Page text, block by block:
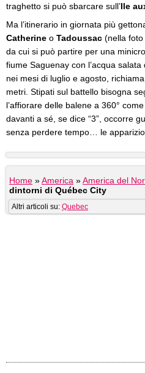
traghetto si può sbarcare sull’Ile
Ma l’itinerario in giornata più
Catherine o Tadoussac (nella
da cui si può partire per una
fiume Saguenay con l’acqua
nei mesi di luglio e agosto,
metri. Stipati sul battello bisogna
l’affiorare delle balene a 360°
davanti a sé, se dice “3”, occorre
senza perdere tempo… le
Home »America »America del
dintorni di Québec City
Altri articoli su: Quebec